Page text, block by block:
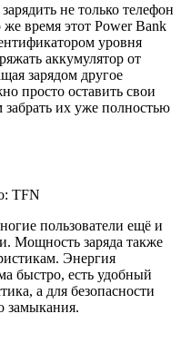
не только телефон
время этот Power Bank
уровня
аккумулятор от
зарядом другое
просто оставить свои
забрать их уже полностью
пользователи ещё и
Мощность заряда также
Энергия
быстро, есть удобный
а для безопасности
замыкания.